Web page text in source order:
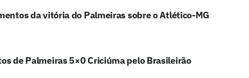
da vitória do Palmeiras sobre o Atlético-MG
de Palmeiras 5×0 Criciúma pelo Brasileirão